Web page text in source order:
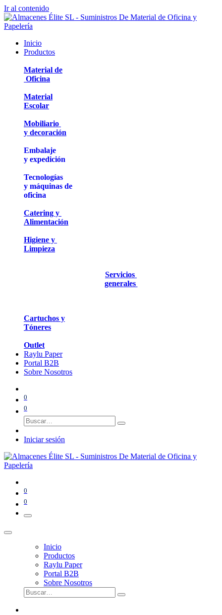
Ir al contenido
Inicio
Productos
Material de
Oficina
Material
Escolar
Mobiliario
y decoración
Embalaje
y expedición
Tecnologías
y máquinas de
oficina
Catering y
Alimentación
Higiene y
Limpieza
Servicios
generales
Cartuchos y
Tóneres
Outlet
Raylu Paper
Portal B2B
Sobre Nosotros
0
0
Iniciar sesión
0
0
Inicio
Productos
Raylu Paper
Portal B2B
Sobre Nosotros